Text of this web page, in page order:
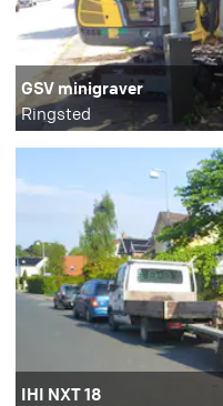
GSV minigraver
Ringsted
IHI NXT 18